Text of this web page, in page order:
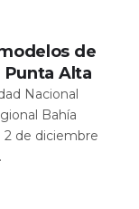
de
Alta
Nacional
Bahía
2 de diciembre